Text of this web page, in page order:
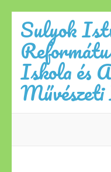
content
(Press
Enter)
Sulyok
Iskola és